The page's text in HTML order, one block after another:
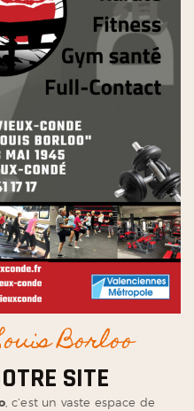
Borloo
SITE
, c’est un vaste espace de